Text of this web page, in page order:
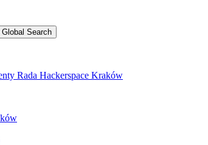
Search
Rada Hackerspace Kraków